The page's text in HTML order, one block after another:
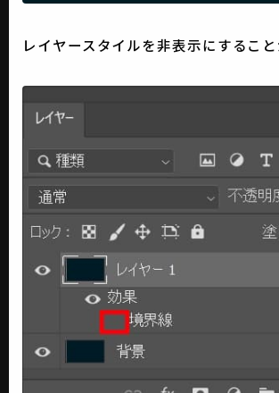
レイヤースタイルを非表示にすること